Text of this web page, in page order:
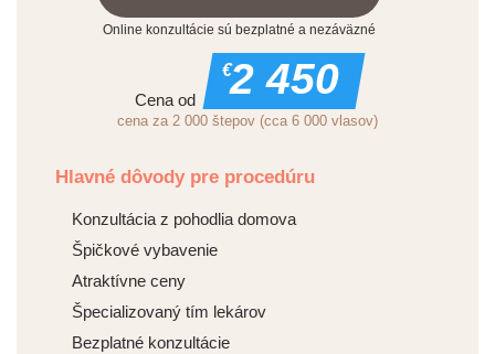
Online konzultácie sú bezplatné a nezáväzné
Cena od
€2 450
cena za 2 000 štepov (cca 6 000 vlasov)
Hlavné dôvody pre procedúru
Konzultácia z pohodlia domova
Špičkové vybavenie
Atraktívne ceny
Špecializovaný tím lekárov
Bezplatné konzultácie